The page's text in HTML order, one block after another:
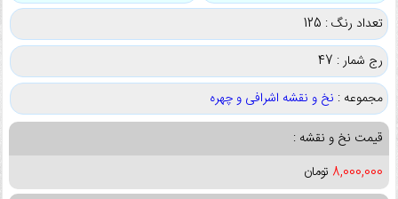
تعداد رنگ : 125
رج شمار : 47
مجموعه : نخ و نقشه اشرافی و چهره
قیمت نخ و نقشه :
8,000,000 تومان